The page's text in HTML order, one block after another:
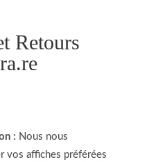
Retours
: Nous nous
vos affiches préférées